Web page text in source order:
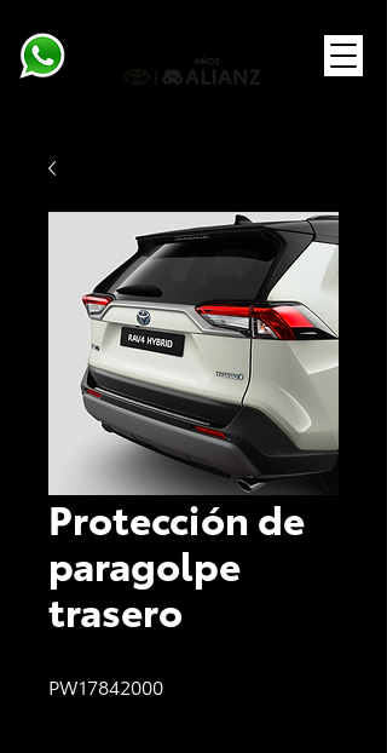
Protección de
paragolpe
trasero
PW17842000